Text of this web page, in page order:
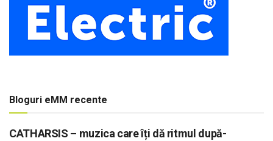
Bloguri eMM recente
CATHARSIS – muzica care îți dă ritmul după-